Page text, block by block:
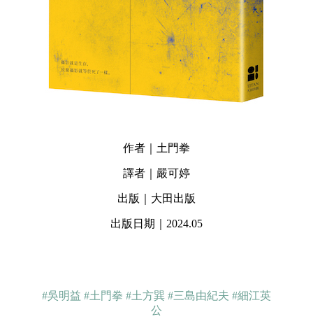
作者｜土門拳
譯者｜嚴可婷
出版｜大田出版
出版日期｜2024.05
#吳明益 #土門拳 #土方巽 #三島由紀夫 #細江英
公